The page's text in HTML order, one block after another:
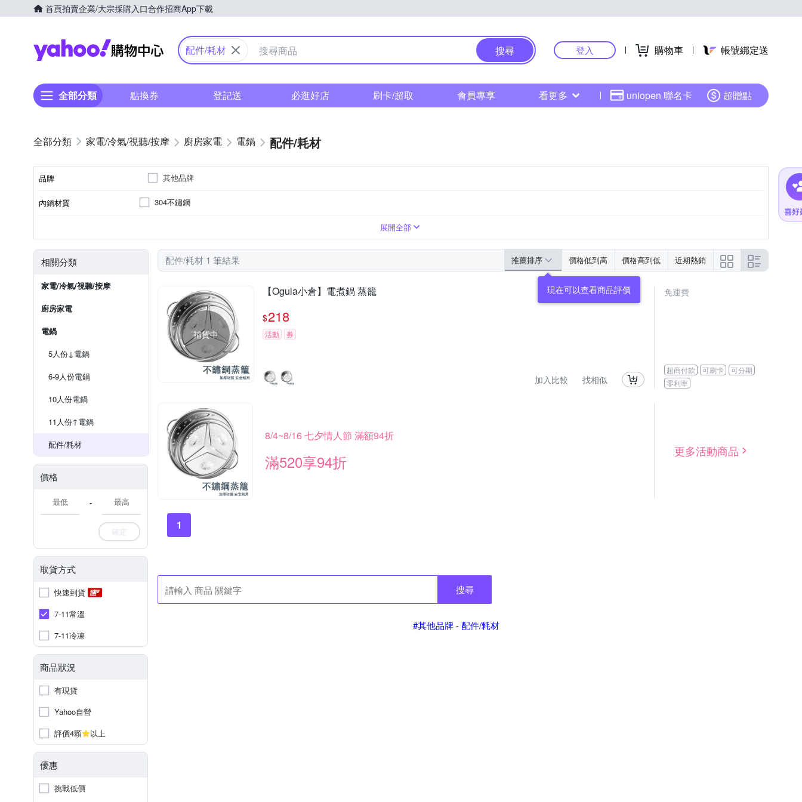
首頁拍賣企業/大宗採購入口合作招商App下載
Yahoo購物中心
配件/耗材 搜尋 登入 購物車 帳號綁定送
全部分類 點換券 登記送 必逛好店 刷卡/超取 會員專享 看更多 uniopen 聯名卡 超贈點
家電/冷氣/視聽/按摩 廚房家電 電鍋 配件/耗材
品牌 其他品牌
內鍋材質 304不鏽鋼
展開全部
相關分類
家電/冷氣/視聽/按摩
廚房家電
電鍋
5人份↓電鍋
6-9人份電鍋
10人份電鍋
11人份↑電鍋
配件/耗材
價格
-
確定
取貨方式
快速到貨
7-11常溫
7-11冷凍
商品狀況
有現貨
Yahoo自營
評價4顆
以上
優惠
挑戰低價
配件/耗材 1 筆結果 推薦排序 價格低到高 價格高到低 近期熱銷
現在可以查看商品評價
補貨中
【Ogula小倉】電煮鍋 蒸籠
$218
活動 券
加入比較 找相似
免運費
超商付款 可刷卡
可分期
零利率
8/4~8/16 七夕情人節 滿額94折
滿520享94折
更多活動商品
1
搜尋
#其他品牌 - 配件/耗材